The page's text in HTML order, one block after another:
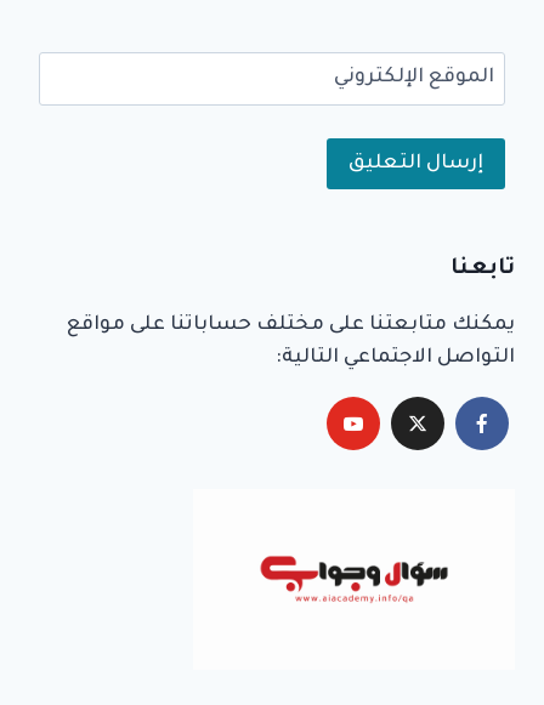
الموقع الإلكتروني
تابعنا
يمكنك متابعتنا على مختلف حساباتنا على مواقع
التواصل الاجتماعي التالية: